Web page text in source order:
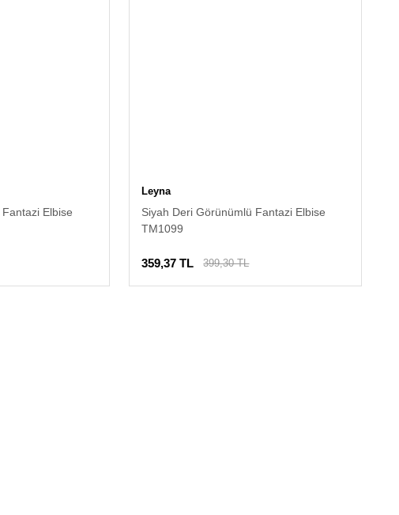
Fantazi Elbise
Leyna
Siyah Deri Görünümlü Fantazi Elbise
TM1099
359,37 TL 399,30 TL